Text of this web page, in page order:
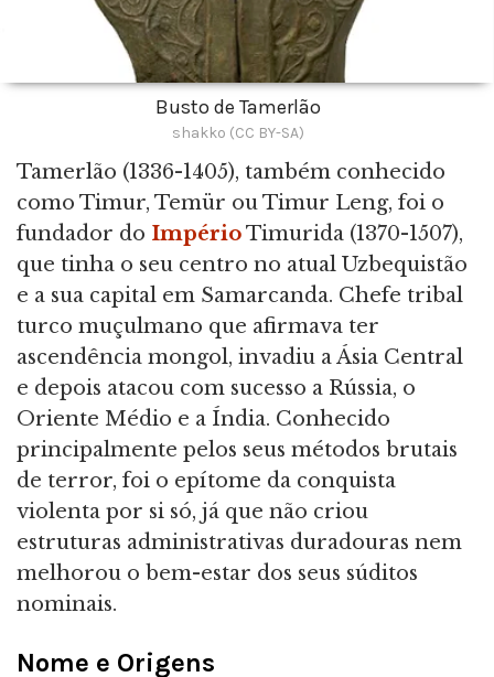
Busto de Tamerlão
shakko (CC BY-SA)
Tamerlão (1336-1405), também conhecido
como Timur, Temür ou Timur Leng, foi o
fundador do ImpérioTimurida (1370-1507),
que tinha o seu centro no atual Uzbequistão
e a sua capital em Samarcanda. Chefe tribal
turco muçulmano que afirmava ter
ascendência mongol, invadiu a Ásia Central
e depois atacou com sucesso a Rússia, o
Oriente Médio e a Índia. Conhecido
principalmente pelos seus métodos brutais
de terror, foi o epítome da conquista
violenta por si só, já que não criou
estruturas administrativas duradouras nem
melhorou o bem-estar dos seus súditos
nominais.
Nome e Origens